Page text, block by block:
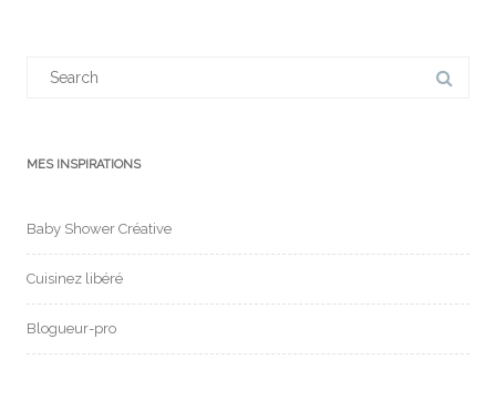
MES INSPIRATIONS
Baby Shower Créative
Cuisinez libéré
Blogueur-pro